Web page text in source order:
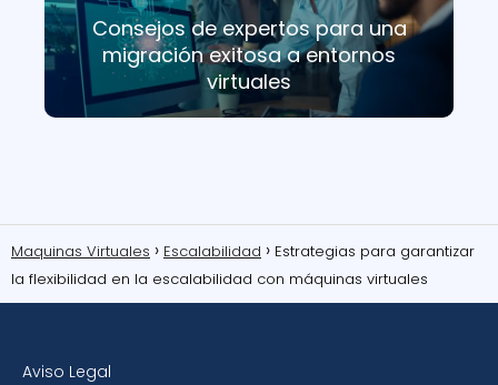
Consejos de expertos para una
migración exitosa a entornos
virtuales
Maquinas Virtuales Escalabilidad
Estrategias para garantizar
la flexibilidad en la escalabilidad con máquinas virtuales
Aviso Legal